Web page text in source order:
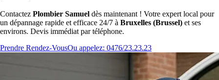
Contactez Plombier Samuel dès maintenant ! Votre expert local pour
un dépannage rapide et efficace 24/7 à Bruxelles (Brussel) et ses
environs. Devis immédiat par téléphone.
Prendre Rendez-VousOu appelez: 0476/23.23.23